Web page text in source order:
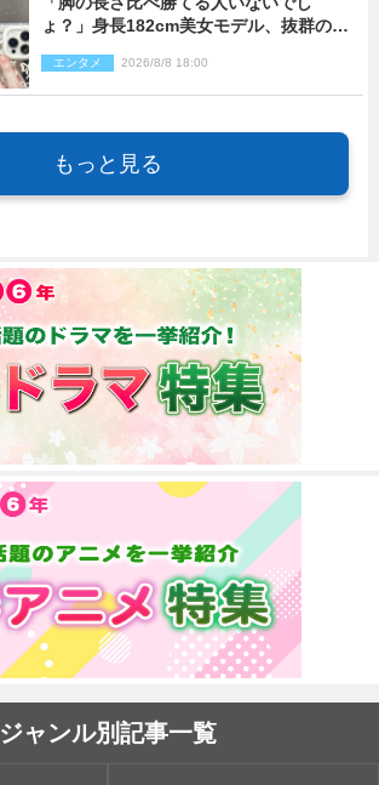
ょ？」身長182cm美女モデル、抜群のプ
エンタメ 2026/8/8 18:00
もっと見る
ジャンル別記事一覧